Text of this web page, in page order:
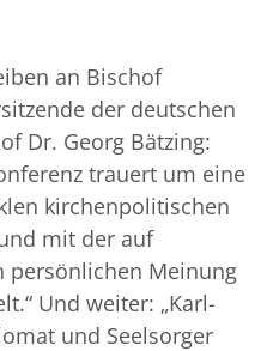
an Bischof
der deutschen
Dr. Georg Bätzing:
trauert um eine
kirchenpolitischen
mit der auf
persönlichen Meinung
Und weiter: „Karl-
und Seelsorger